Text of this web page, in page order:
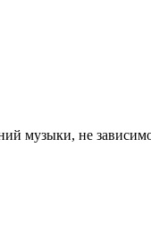
музыки, не